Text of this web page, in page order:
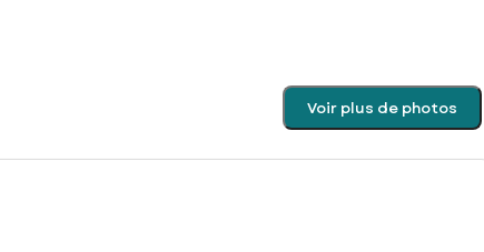
Voir plus de photos